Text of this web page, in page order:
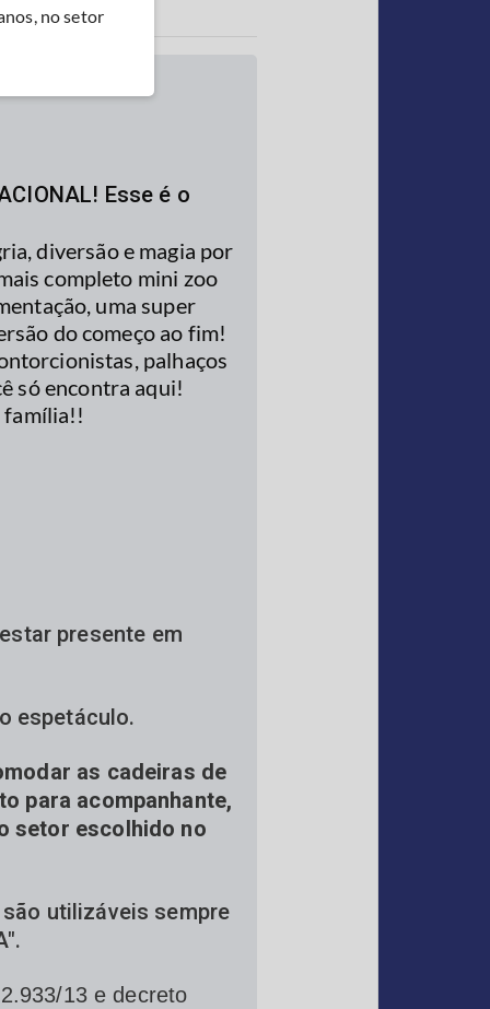
Esse é o
diversão e magia por
completo mini zoo
uma super
do começo ao fim!
palhaços
só encontra aqui!
família!!
presente em
espetáculo.
as cadeiras de
para acompanhante,
setor escolhido no
utilizáveis sempre
13 e decreto
no setor